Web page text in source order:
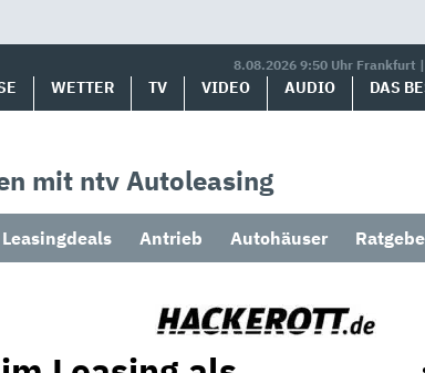
8.08.2026 9:50 Uhr Frankfurt
WETTER TV VIDEO AUDIO DAS
mit ntv Autoleasing
Antrieb Autohäuser